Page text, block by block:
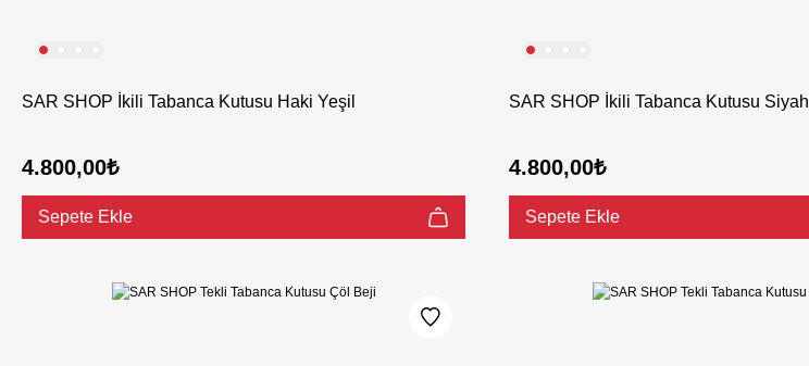
SAR SHOP İkili Tabanca Kutusu Haki Yeşil
4.800,00₺
Sepete Ekle
SAR SHOP İkili Tabanca Kutusu Siyah
4.800,00₺
Sepete Ekle